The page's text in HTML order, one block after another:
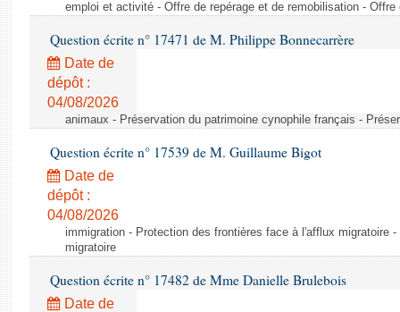
emploi et activité - Offre de repérage et de remobilisation -
Question écrite n° 17471 de M. Philippe Bonnecarrère
Date de
dépôt :
04/08/2026
animaux - Préservation du patrimoine cynophile français -
Question écrite n° 17539 de M. Guillaume Bigot
Date de
dépôt :
04/08/2026
immigration - Protection des frontières face à l'afflux migratoire
migratoire
Question écrite n° 17482 de Mme Danielle Brulebois
Date de